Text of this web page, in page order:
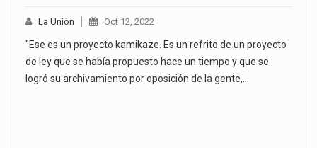
La Unión Oct 12, 2022
"Ese es un proyecto kamikaze. Es un refrito de un proyecto
de ley que se había propuesto hace un tiempo y que se
logró su archivamiento por oposición de la gente,…